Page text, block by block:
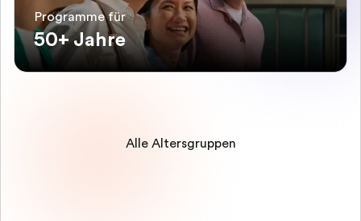
Programme für
50+ Jahre
Alle Altersgruppen